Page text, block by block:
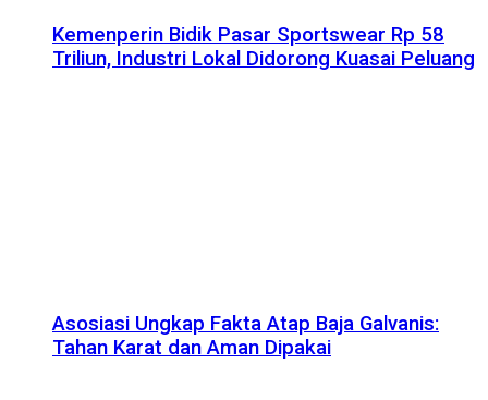
Kemenperin Bidik Pasar Sportswear Rp 58
Triliun, Industri Lokal Didorong Kuasai Peluang
Asosiasi Ungkap Fakta Atap Baja Galvanis:
Tahan Karat dan Aman Dipakai